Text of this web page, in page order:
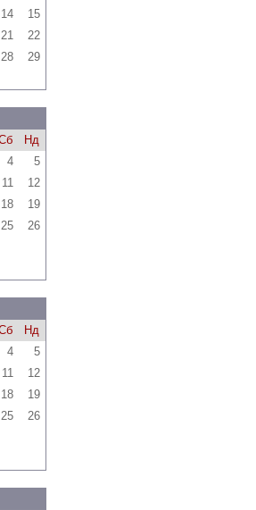
14
15
21
22
28
29
Нд
4
5
11
12
18
19
25
26
Нд
4
5
11
12
18
19
25
26